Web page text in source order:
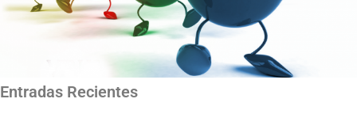
Entradas Recientes